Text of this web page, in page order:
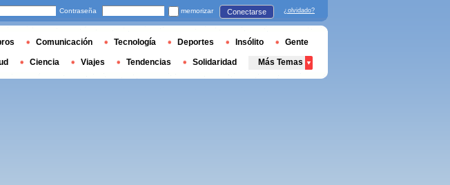
Contraseña memorizar Conectarse ¿olvidado?
Comunicación Tecnología Deportes Insólito Gente
Ciencia Viajes Tendencias Solidaridad Más Temas